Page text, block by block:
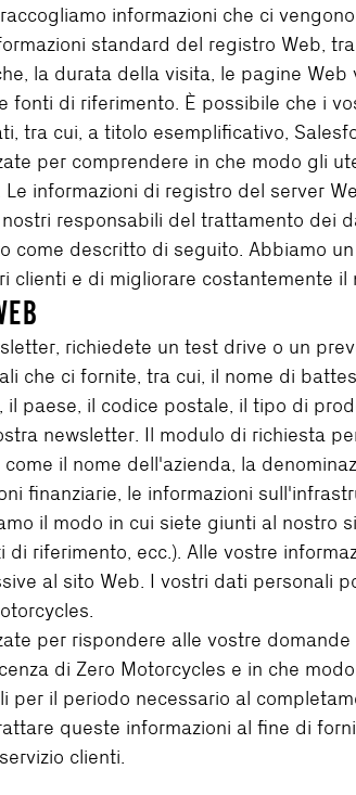
informazioni che ci
standard del registro Web,
la durata della visita, le pagine
fonti di riferimento. È possibile che i
tra cui, a titolo esemplificativo,
per comprendere in che modo gli
informazioni di registro del server
responsabili del trattamento dei
come descritto di seguito. Abbiamo
clienti e di migliorare costantemente il
richiedete un test drive o un
che ci fornite, tra cui, il nome di
il paese, il codice postale, il tipo di
newsletter. Il modulo di richiesta
il nome dell'azienda, la
finanziarie, le informazioni
il modo in cui siete giunti al nostro
riferimento, ecc.). Alle vostre
al sito Web. I vostri dati personali
per rispondere alle vostre
di Zero Motorcycles e in che
per il periodo necessario al
queste informazioni al fine di
clienti.